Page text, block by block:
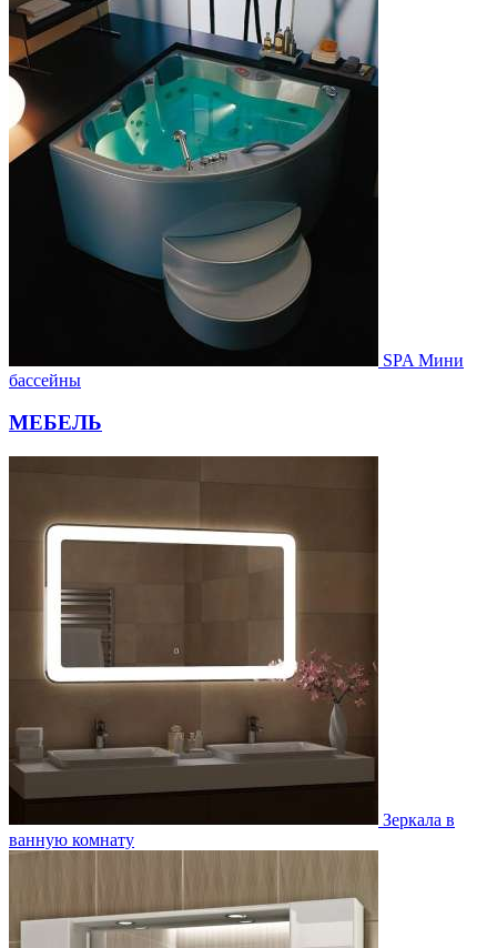
SPA Мини
бассейны
МЕБЕЛЬ
Зеркала в
ванную комнату